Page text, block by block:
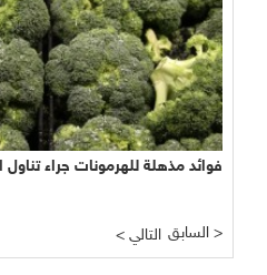
فوائد مذهلة للهرمونات جراء تناول
< التالي السابق >